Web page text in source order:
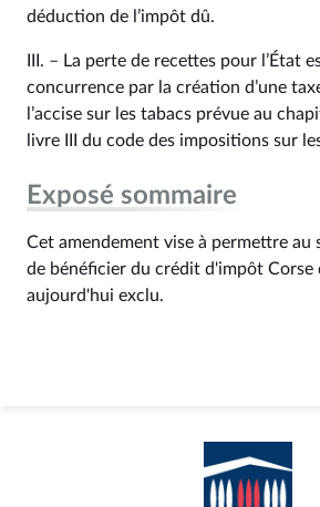
déduction de l’impôt dû.
III. – La perte de recettes pour l’État
concurrence par la création d’une
l’accise sur les tabacs prévue au
livre III du code des impositions sur
Exposé sommaire
Cet amendement vise à permettre au
de bénéficier du crédit d'impôt Corse
aujourd'hui exclu.